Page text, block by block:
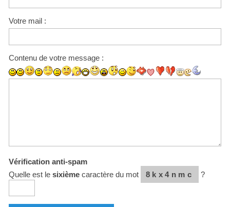
Votre mail :
Contenu de votre message :
Vérification anti-spam
Quelle est le sixièmecaractère du mot 8kx4nmc ?